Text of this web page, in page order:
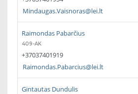
Mindaugas.Vaisnoras@lei.lt
Raimondas Pabarčius
409-AK
+37037401919
Raimondas.Pabarcius@lei.lt
Gintautas Dundulis